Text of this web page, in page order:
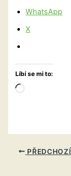
WhatsApp
X
Líbí se mi to:
Načítání…
PŘEDCHOZÍ